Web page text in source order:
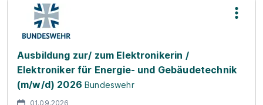
Ausbildung zur/ zum Elektronikerin /
Elektroniker für Energie- und Gebäudetechnik
(m/w/d) 2026 Bundeswehr
01.09.2026